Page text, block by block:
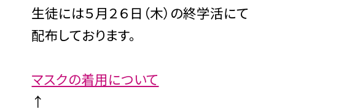
生徒には５月２６日（木）の終学活にて
配布しております。
マスクの着用について
↑